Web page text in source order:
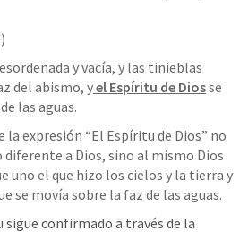
y vacía, y las tinieblas
del abismo, yel Espíritu de Diosse
las aguas.
la expresión “El Espíritu de Dios” no
diferente a Dios, sino al mismo Dios
uno el que hizo los cielos y la tierra y
se movía sobre la faz de las aguas.
sigue confirmado a través de la